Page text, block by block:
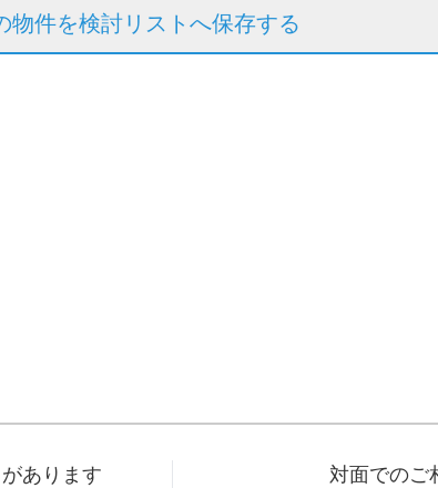
物件を検討リストへ保存する
あります 対面でのご